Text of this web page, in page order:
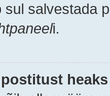
sul salvestada
i.